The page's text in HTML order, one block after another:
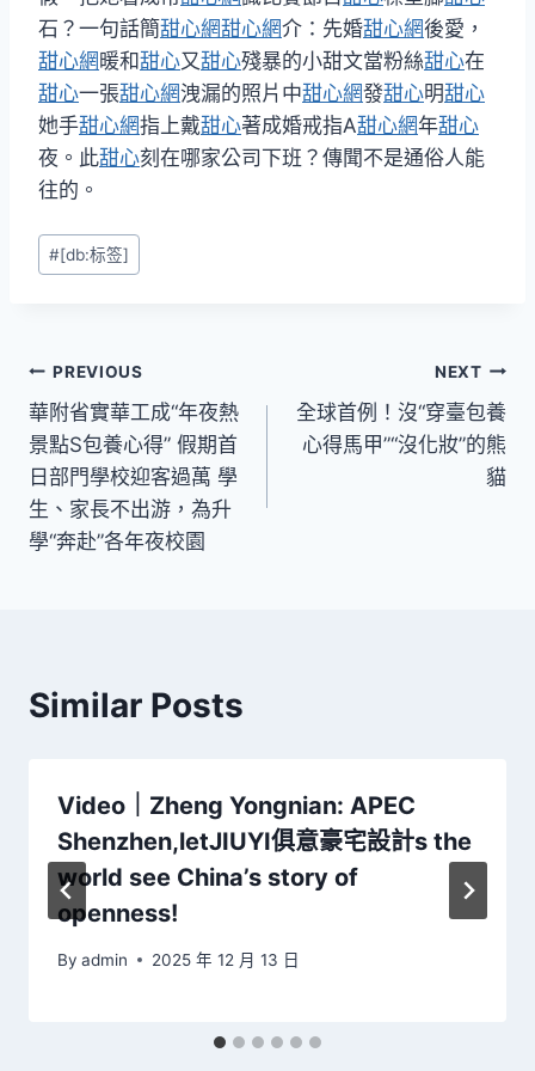
石？一句話簡甜心網甜心網介：先婚甜心網後愛，
甜心網暖和甜心又甜心殘暴的小甜文當粉絲甜心在
甜心一張甜心網洩漏的照片中甜心網發甜心明甜心
她手甜心網指上戴甜心著成婚戒指A甜心網年甜心
夜。此甜心刻在哪家公司下班？傳聞不是通俗人能
往的。
Post
Tags:
#[db:标签]
文
章
導
覽
PREVIOUS
華附省實華工成“年夜熱
景點S包養心得” 假期首
日部門學校迎客過萬 學
生、家長不出游，為升
學“奔赴”各年夜校園
NEXT
全球首例！沒“穿臺包養
心得馬甲”“沒化妝”的熊
貓
Similar Posts
Video｜Zheng Yongnian: APEC
Shenzhen,letJIUYI俱意豪宅設計s the
world see China’s story of
openness!
By admin 2025 年 12 月 13 日